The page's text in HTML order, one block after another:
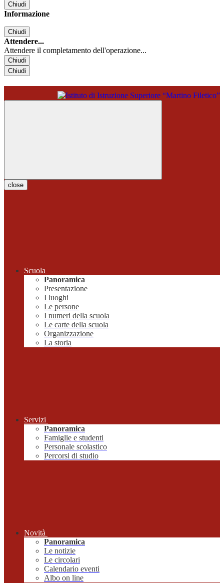
Chiudi
Informazione
Chiudi
Attendere...
Attendere il completamento dell'operazione...
Chiudi
Chiudi
close
Scuola
Panoramica
Presentazione
I luoghi
Le persone
I numeri della scuola
Le carte della scuola
Organizzazione
La storia
Servizi
Panoramica
Famiglie e studenti
Personale scolastico
Percorsi di studio
Novità
Panoramica
Le notizie
Le circolari
Calendario eventi
Albo on line